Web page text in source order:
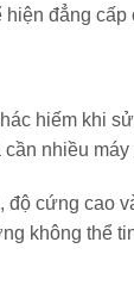
hiện đẳng
hiếm khi
nhiều
cứng cao
không thể